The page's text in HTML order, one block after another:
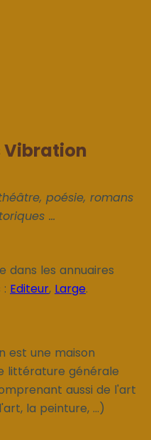
Vibration
poésie, romans
...
dans les annuaires
Editeur, Large.
est une maison
littérature générale
aussi de l'art
la peinture, ...)